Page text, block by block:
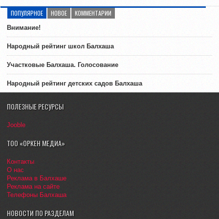
ПОПУЛЯРНОЕ НОВОЕ КОММЕНТАРИИ
Внимание!
Народный рейтинг школ Балхаша
Участковые Балхаша. Голосование
Народный рейтинг детских садов Балхаша
ПОЛЕЗНЫЕ РЕСУРСЫ
Jooble
ТОО «ОРКЕН МЕДИА»
Контакты
О нас
Реклама в Балхаше
Реклама на сайте
Телефоны Балхаша
НОВОСТИ ПО РАЗДЕЛАМ